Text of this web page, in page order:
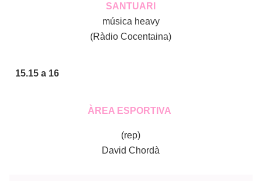
SANTUARI
música heavy
(Ràdio Cocentaina)
15.15 a 16
ÀREA ESPORTIVA
(rep)
David Chordà